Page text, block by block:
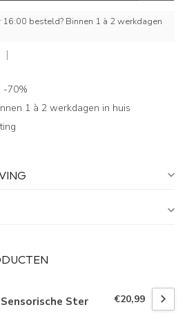
besteld? Binnen 1 à 2 werkdagen
-70%
1 à 2 werkdagen in huis
Ster €20,99